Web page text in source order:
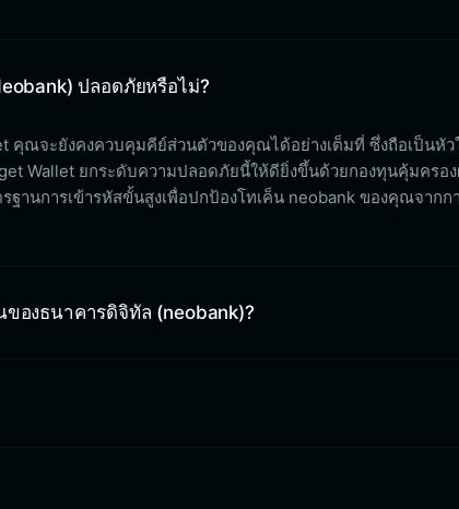
ปลอดภัยหรือไม่?
คุณจะยังคงควบคุมคีย์ส่วนตัวของคุณได้อย่างเต็มที่ ซึ่งถือเป็นหั
Wallet ยกระดับความปลอดภัยนี้ให้ดียิ่งขึ้นด้วยกองทุนคุ้มครอ
ฐานการเข้ารหัสขั้นสูงเพื่อปกป้องโทเค็น neobank ของคุณจากก
ของธนาคารดิจิทัล (neobank)?